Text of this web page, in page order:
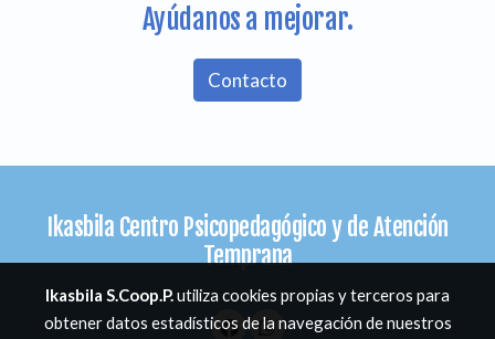
Ayúdanos a mejorar.
Contacto
Ikasbila Centro Psicopedagógico y de Atención
Temprana
Ikasbila S.Coop.P.utiliza cookies propias y terceros para
obtener datos estadísticos de la navegación de nuestros